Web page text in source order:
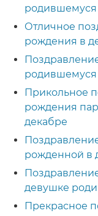
родившемуся
Отличное
рождения в
родившемуся
Прикольное
рождения
декабре
рожденной в
девушке
Прекрасное